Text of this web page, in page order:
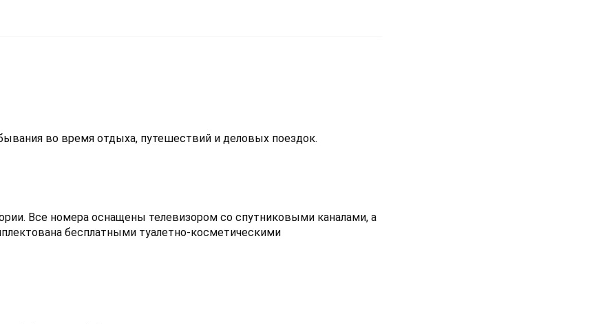
во время отдыха, путешествий и деловых поездок.
Все номера оснащены телевизором со спутниковыми каналами, а
бесплатными туалетно-косметическими